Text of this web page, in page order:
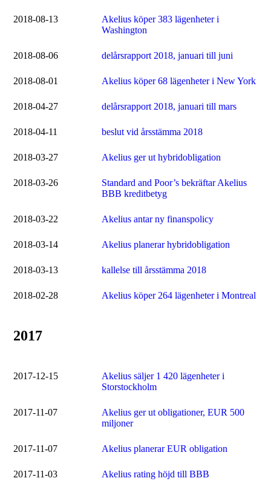
2018-08-13
Akelius köper 383 lägenheter i
Washington
2018-08-06 delårsrapport 2018, januari till juni
2018-08-01 Akelius köper 68 lägenheter i New York
2018-04-27 delårsrapport 2018, januari till mars
2018-04-11 beslut vid årsstämma 2018
2018-03-27 Akelius ger ut hybridobligation
2018-03-26
Standard and Poor’s bekräftar Akelius
BBB kreditbetyg
2018-03-22 Akelius antar ny finanspolicy
2018-03-14 Akelius planerar hybridobligation
2018-03-13 kallelse till årsstämma 2018
2018-02-28 Akelius köper 264 lägenheter i Montreal
2017
2017-12-15
Akelius säljer 1 420 lägenheter i
Storstockholm
2017-11-07
Akelius ger ut obligationer, EUR 500
miljoner
2017-11-07 Akelius planerar EUR obligation
2017-11-03 Akelius rating höjd till BBB